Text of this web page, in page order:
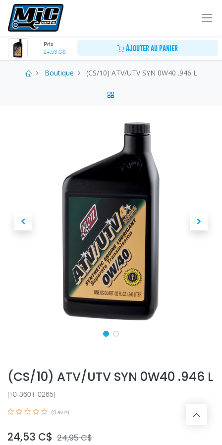
Prix :
24,53 C$ Ajouter au panier
Boutique (CS/10) ATV/UTV SYN 0W40 .946 L
(CS/10) ATV/UTV SYN 0W40 .946 L
[10-3601-0265]
(0 avis)
24,53 C$ 24,95C$